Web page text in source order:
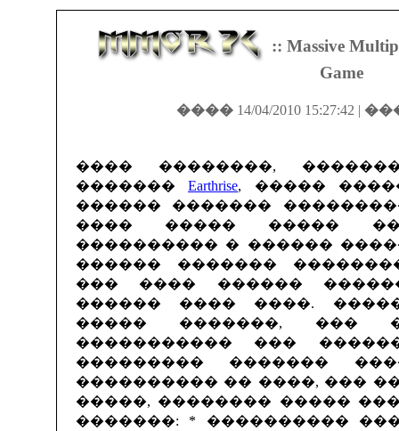
:: Massive
Game
����14/04/2010 15:27:42 |
���� ��������,
������� Earthrise, �����
������ �������
���� ����� �����
���������� � ������
������ �������
��� ���� ������
������ ���� ����.
����� �������, ���
����������� ���
��������� �������
���������� �� ����, ���
�����, �������� �����
�������: * ����������